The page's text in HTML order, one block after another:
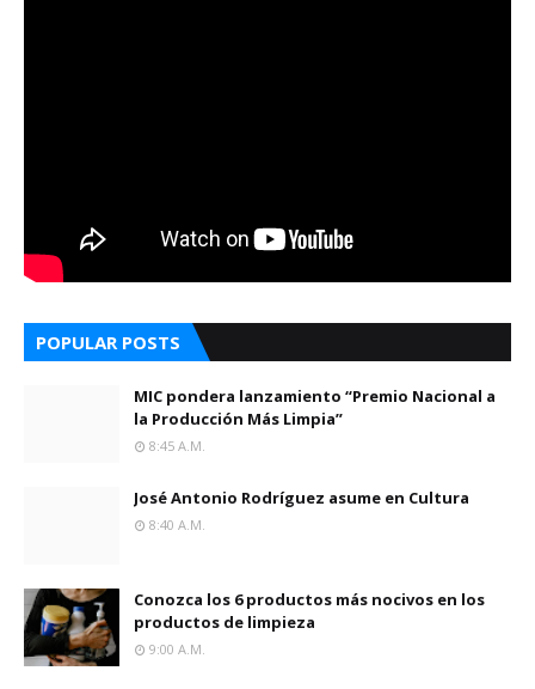
POPULAR POSTS
MIC pondera lanzamiento “Premio Nacional a
la Producción Más Limpia”
8:45 A.m.
José Antonio Rodríguez asume en Cultura
8:40 A.m.
Conozca los 6 productos más nocivos en los
productos de limpieza
9:00 A.m.